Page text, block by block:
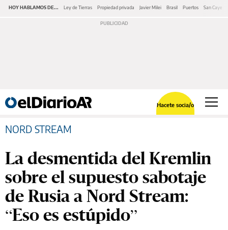
HOY HABLAMOS DE... Ley de Tierras Propiedad privada Javier Milei Brasil Puertos San
Hacete socia/o
NORD STREAM
La desmentida del Kremlin
sobre el supuesto sabotaje
de Rusia a Nord Stream:
“Eso es estúpido”